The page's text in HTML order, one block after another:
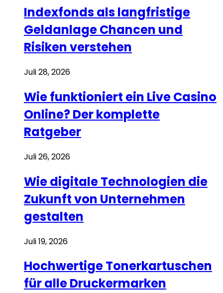
Indexfonds als langfristige
Geldanlage Chancen und
Risiken verstehen
Juli 28, 2026
Wie funktioniert ein Live Casino
Online? Der komplette
Ratgeber
Juli 26, 2026
Wie digitale Technologien die
Zukunft von Unternehmen
gestalten
Juli 19, 2026
Hochwertige Tonerkartuschen
für alle Druckermarken